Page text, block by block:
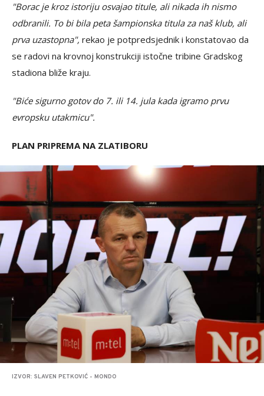
"Borac je kroz istoriju osvajao titule, ali nikada ih nismo
odbranili. To bi bila peta šampionska titula za naš klub, ali
prva uzastopna", rekao je potpredsjednik i konstatovao da
se radovi na krovnoj konstrukciji istočne tribine Gradskog
stadiona bliže kraju.
"Biće sigurno gotov do 7. ili 14. jula kada igramo prvu
evropsku utakmicu".
PLAN PRIPREMA NA ZLATIBORU
IZVOR: SLAVEN PETKOVIĆ - MONDO